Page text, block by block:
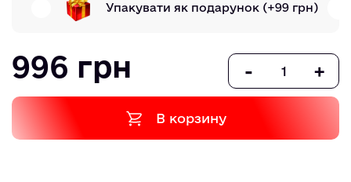
Упакувати як подарунок (+99 грн)
996 грн - +
В корзину